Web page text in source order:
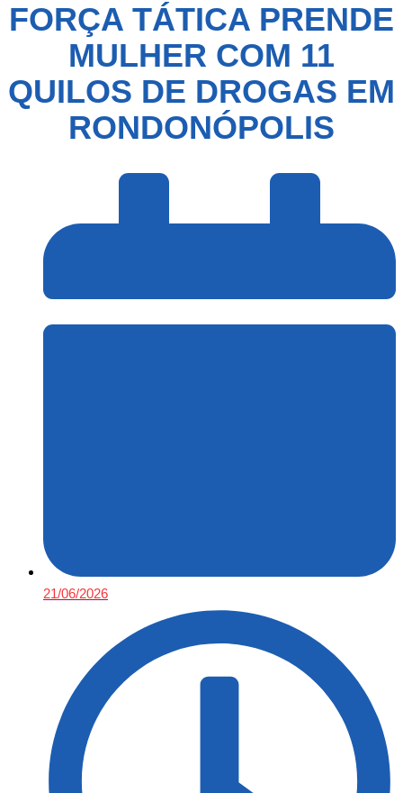
FORÇA TÁTICA PRENDE
MULHER COM 11
QUILOS DE DROGAS EM
RONDONÓPOLIS
21/06/2026